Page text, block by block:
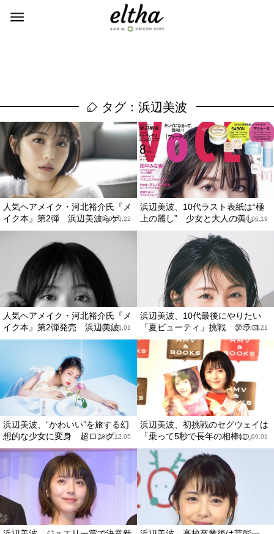
タグ：浜辺美波
人気ヘアメイク・河北裕介氏『メ
イク本』第2弾 浜辺美波らゲ...
2020.06.22
浜辺美波、10代ラスト表紙は“極
上の麗し” 少女と大人の美し...
2020.06.19
人気ヘアメイク・河北裕介氏『メ
イク本』第2弾発売 浜辺美波...
2020.06.01
浜辺美波、10代最後にやりたい
「夏ビューティ」挑戦 テラコ...
2020.04.21
浜辺美波、“かわいい”を旅する幻
想的な少女に変身 超ロング...
2019.12.05
浜辺美波、初挑戦のセグウェイは
「乗って5秒で長年の相棒に」
2019.09.01